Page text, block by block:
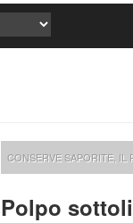
CONSERVE SAPORITE, IL
Polpo